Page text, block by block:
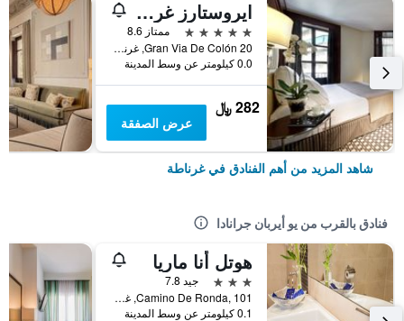
ايروستارز غران فيا
5 نجوم
ممتاز 8.6
Gran Via De Colón 20, غرناطة, منطقة أندلوسيا, أسبانيا
0.0 كيلومتر عن وسط المدينة
282 ﷼
عرض الصفقة
شاهد المزيد من أهم الفنادق في غرناطة
فنادق بالقرب من يو أيربان جرانادا
هوتل أنا ماريا
3 نجوم
جيد 7.8
Camino De Ronda, 101, غرناطة, منطقة أندلوسيا, أسبانيا
0.1 كيلومتر عن وسط المدينة